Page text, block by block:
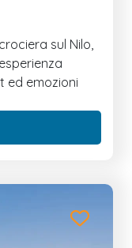
sul Nilo,
ed emozioni